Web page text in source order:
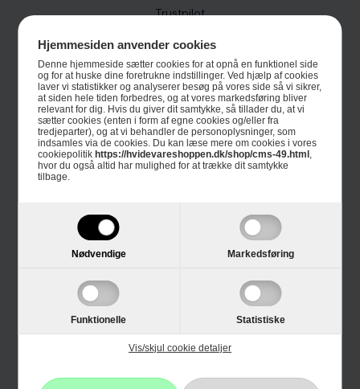
Hjemmesiden anvender cookies
Denne hjemmeside sætter cookies for at opnå en funktionel side
og for at huske dine foretrukne indstillinger. Ved hjælp af cookies
laver vi statistikker og analyserer besøg på vores side så vi sikrer,
at siden hele tiden forbedres, og at vores markedsføring bliver
relevant for dig. Hvis du giver dit samtykke, så tillader du, at vi
sætter cookies (enten i form af egne cookies og/eller fra
tredjeparter), og at vi behandler de personoplysninger, som
indsamles via de cookies. Du kan læse mere om cookies i vores
cookiepolitikhttps://hvidevareshoppen.dk/shop/cms-49.html
hvor du også altid har mulighed for at trække dit samtykke
tilbage.
Nødvendige Markedsføring
Funktionelle Statistiske
Vis/skjul cookie detaljer
Kontakt os
Trustpilot
E-mærket
4 års garanti
Guides
Links
Black Friday